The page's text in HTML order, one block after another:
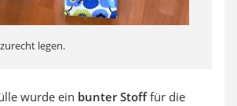
legen.
wurde ein bunter Stofffür die